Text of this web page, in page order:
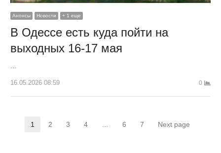
Анонсы Новости + 1 еще
В Одессе есть куда пойти на
выходных 16-17 мая
…
16.05.2026 08:59 0
Навигация
Страница
1 Страница
2 Страница
3 Страница
4 Страница
6 Страница
7 Next page